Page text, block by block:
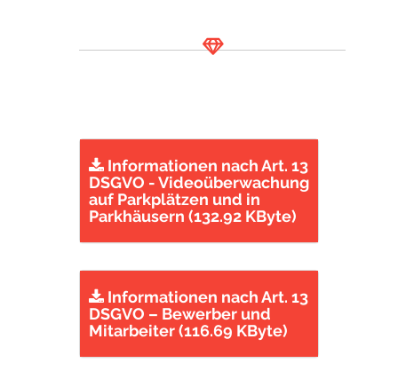
Informationen nach Art. 13
DSGVO - Videoüberwachung
auf Parkplätzen und in
Parkhäusern (132.92 KByte)
Informationen nach Art. 13
DSGVO – Bewerber und
Mitarbeiter (116.69 KByte)